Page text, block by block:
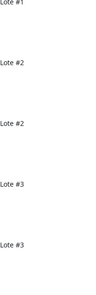
Lote #2
Lote #2
Lote #3
Lote #3